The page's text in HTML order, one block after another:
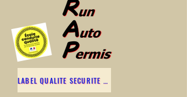
LABEL QUALITE SECURITE ROUTIERE